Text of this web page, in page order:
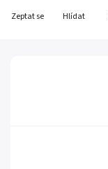
Zeptat se Hlídat